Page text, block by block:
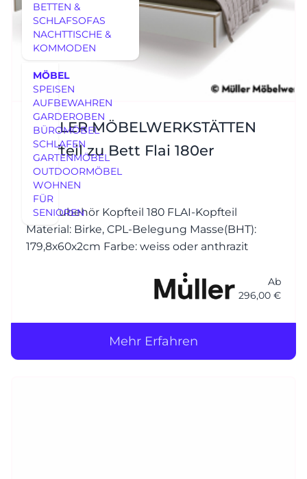
BETTEN &
SCHLAFSOFAS
NACHTTISCHE &
KOMMODEN
MÖBEL
SPEISEN
AUFBEWAHREN
GARDEROBEN
BÜROMÖBEL
SCHLAFEN
GARTENMÖBEL
OUTDOORMÖBEL
WOHNEN
FÜR
SENIOREN
MÜLLER MÖBELWERKSTÄTTEN
Kopfteil zu Bett Flai 180er
Bett Zubehör Kopfteil 180 FLAI-Kopfteil
Material: Birke, CPL-Belegung Masse(BHT):
179,8x60x2cm Farbe: weiss oder anthrazit
Ab
296,00 €
Mehr Erfahren